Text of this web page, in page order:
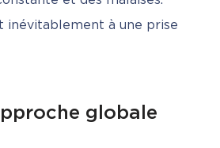
inévitablement à une prise
globale